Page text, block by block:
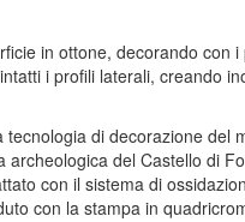
in ottone, decorando con
i profili laterali, creando
di decorazione del
del Castello di
con il sistema di
con la stampa in